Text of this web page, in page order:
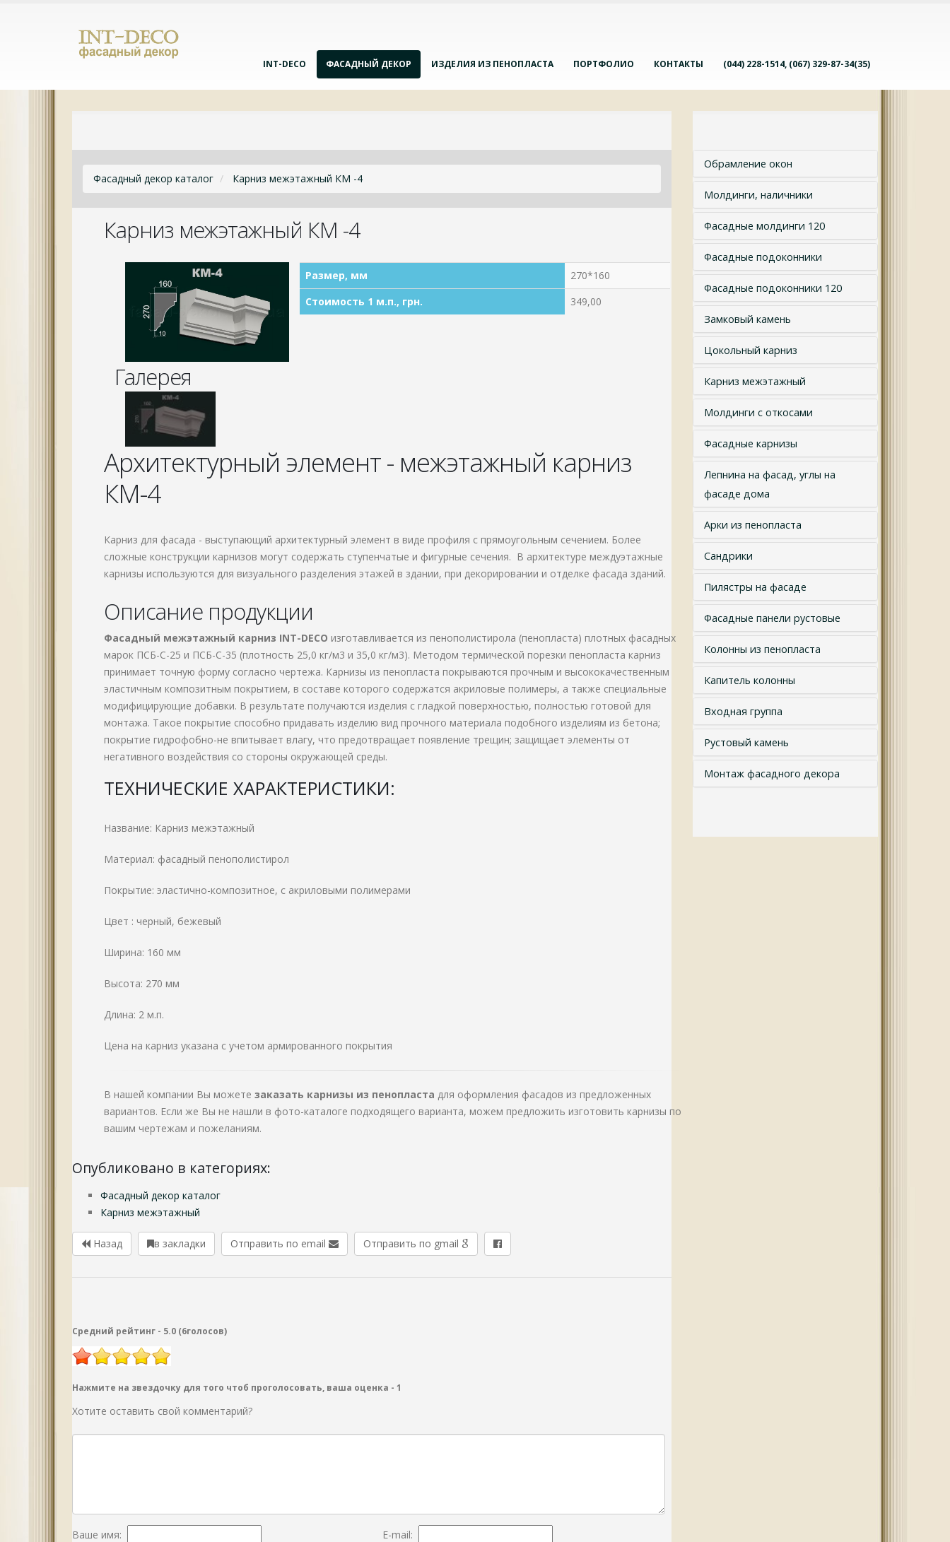
INT-DECO ФАСАДНЫЙ ДЕКОР ИЗДЕЛИЯ ИЗ ПЕНОПЛАСТА ПОРТФОЛИО КОНТАКТЫ (044) 228-1514, (067) 329-87-34(35)
Фасадный декор каталог Карниз межэтажный КМ -4
Карниз межэтажный КМ -4
Размер, мм
270*160
Стоимость 1 м.п., грн.
349,00
Галерея
Архитектурный элемент - межэтажный карниз
КМ-4
Карниз для фасада - выступающий архитектурный элемент в виде профиля с прямоугольным сечением. Более
сложные конструкции карнизов могут содержать ступенчатые и фигурные сечения. В архитектуре междуэтажные
карнизы используются для визуального разделения этажей в здании, при декорировании и отделке фасада зданий.
Описание продукции
Фасадный межэтажный карниз INT-DECO изготавливается из пенополистирола (пенопласта) плотных фасадных
марок ПСБ-С-25 и ПСБ-С-35 (плотность 25,0 кг/м3 и 35,0 кг/м3). Методом термической порезки пенопласта карниз
принимает точную форму согласно чертежа. Карнизы из пенопласта покрываются прочным и высококачественным
эластичным композитным покрытием, в составе которого содержатся акриловые полимеры, а также специальные
модифицирующие добавки. В результате получаются изделия с гладкой поверхностью, полностью готовой для
монтажа. Такое покрытие способно придавать изделию вид прочного материала подобного изделиям из бетона;
покрытие гидрофобно-не впитывает влагу, что предотвращает появление трещин; защищает элементы от
негативного воздействия со стороны окружающей среды.
ТЕХНИЧЕСКИЕ ХАРАКТЕРИСТИКИ:
Название: Карниз межэтажный
Материал: фасадный пенополистирол
Покрытие: эластично-композитное, с акриловыми полимерами
Цвет : черный, бежевый
Ширина: 160 мм
Высота: 270 мм
Длина: 2 м.п.
Цена на карниз указана с учетом армированного покрытия
В нашей компании Вы можете заказать карнизы из пенопласта для оформления фасадов из предложенных
вариантов. Если же Вы не нашли в фото-каталоге подходящего варианта, можем предложить изготовить карнизы по
вашим чертежам и пожеланиям.
Опубликовано в категориях:
Фасадный декор каталог
Карниз межэтажный
Назад в закладки Отправить по email Отправить по gmail
Средний рейтинг - 5.0 (6голосов)
Нажмите на звездочку для того чтоб проголосовать, ваша оценка - 1
Хотите оставить свой комментарий?
Ваше имя: E-mail:
Обрамление окон
Молдинги, наличники
Фасадные молдинги 120
Фасадные подоконники
Фасадные подоконники 120
Замковый камень
Цокольный карниз
Карниз межэтажный
Молдинги с откосами
Фасадные карнизы
Лепнина на фасад, углы на
фасаде дома
Арки из пенопласта
Сандрики
Пилястры на фасаде
Фасадные панели рустовые
Колонны из пенопласта
Капитель колонны
Входная группа
Рустовый камень
Монтаж фасадного декора